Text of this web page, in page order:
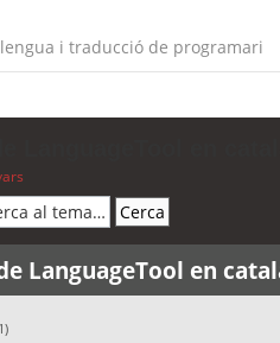
i traducció de programari
LanguageTool en